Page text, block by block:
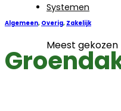
Systemen
Meest gekozen
Algemeen, Overig, Zakelijk